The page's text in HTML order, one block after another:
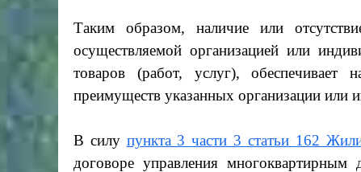
Таким образом, наличие или
осуществляемой организацией или
товаров (работ, услуг), обеспечивает
преимуществ указанных организации или
В силу пункта 3 части 3 статьи 162
договоре управления